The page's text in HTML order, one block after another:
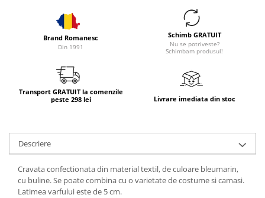
Brand Romanesc
Din 1991
Schimb GRATUIT
Nu se potriveste?
Schimbam produsul!
Transport GRATUIT la comenzile
peste 298 lei
Livrare imediata din stoc
Descriere
Cravata confectionata din material textil, de culoare bleumarin,
cu buline. Se poate combina cu o varietate de costume si camasi.
Latimea varfului este de 5 cm.